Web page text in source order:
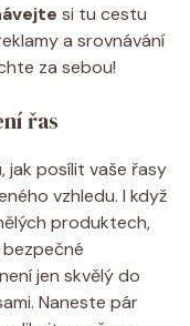
⁢si⁤ tu cestu
a srovnávání
za sebou!
řas
jak ‍posílit vaše⁤ řasy‌
vzhledu. I když
⁤produktech,
⁢jen skvělý do
Naneste pár